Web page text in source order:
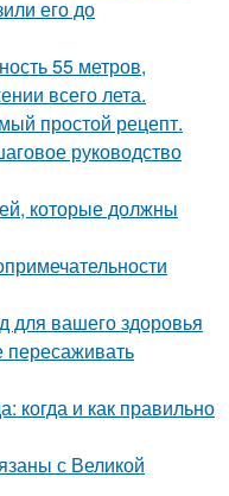
его до
55 метров,
всего лета.
простой рецепт.
руководство
которые должны
для вашего здоровья
пересаживать
когда и как правильно
с Великой